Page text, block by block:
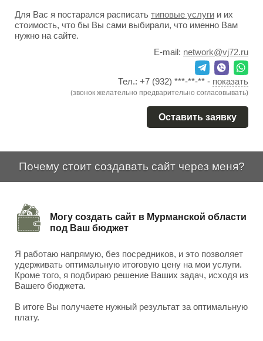
Для Вас я постарался расписать типовые услуги и их
стоимость, что бы Вы сами выбирали, что именно Вам
нужно на сайте.
E-mail: network@vj72.ru
Тел.: +7 (932) ***-**-** - показать
(звонок желательно предварительно согласовывать)
Оставить заявку
Почему стоит создавать сайт через меня?
Могу создать сайт в Мурманской области
под Ваш бюджет
Я работаю напрямую, без посредников, и это позволяет
удерживать оптимальную итоговую цену на мои услуги.
Кроме того, я подбираю решение Ваших задач, исходя из
Вашего бюджета.
В итоге Вы получаете нужный результат за оптимальную
плату.